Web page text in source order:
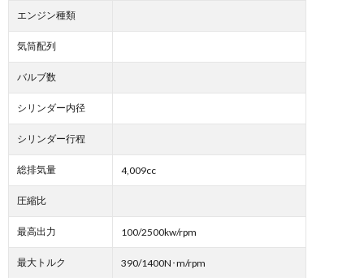
エンジン種類
気筒配列
バルブ数
シリンダー内径
シリンダー行程
総排気量 4,009cc
圧縮比
最高出力 100/2500kw/rpm
最大トルク 390/1400N･m/rpm